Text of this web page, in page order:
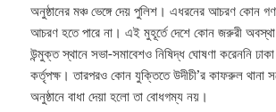
অনুষ্ঠানের মঞ্চ ভেঙ্গে দেয় পুলিশ। এধরনের আচরণ কোন
আচরণ হতে পারে না। এই মুহূর্তে দেশে কোন জরুরী
উন্মুক্ত স্থানে সভা-সমাবেশও নিষিদ্ধ ঘোষণা করেননি
কর্তৃপক্ষ। তারপরও কোন যুক্তিতে উদীচী’র কাফরুল থানা
অনুষ্ঠানে বাধা দেয়া হলো তা বোধগম্য নয়।